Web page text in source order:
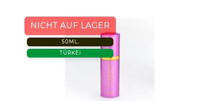
NICHT AUF LAGER
50ML.
TÜRKEI